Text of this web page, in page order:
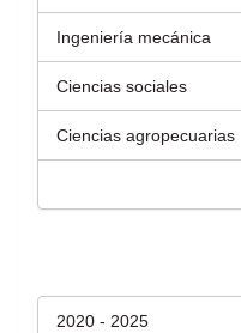
Ingeniería mecánica
Ciencias sociales
Ciencias agropecuarias
2020 - 2025